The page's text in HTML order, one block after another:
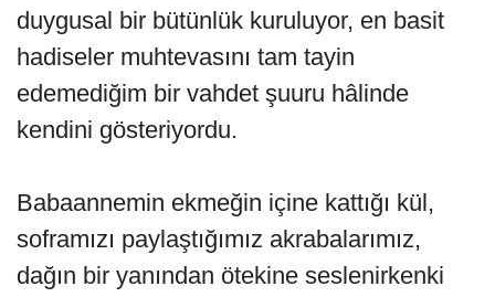
duygusal bir bütünlük kuruluyor, en basit
hadiseler muhtevasını tam tayin
edemediğim bir vahdet şuuru hâlinde
kendini gösteriyordu.
Babaannemin ekmeğin içine kattığı kül,
soframızı paylaştığımız akrabalarımız,
dağın bir yanından ötekine seslenirkenki